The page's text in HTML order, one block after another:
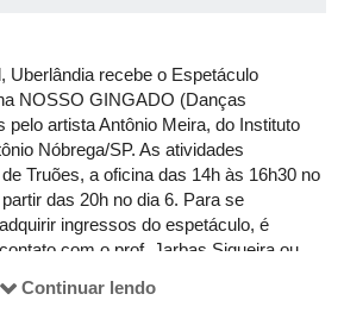
Uberlândia recebe o Espetáculo
NOSSO GINGADO (Danças
pelo artista Antônio Meira, do Instituto
Nóbrega/SP. As atividades
Truões, a oficina das 14h às 16h30 no
das 20h no dia 6. Para se
ingressos do espetáculo, é
com o prof. Jarbas Siqueira ou
Continuar lendo